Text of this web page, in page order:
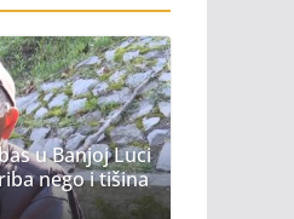
u Banjoj Luci
nego i tišina